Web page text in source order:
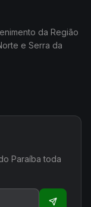
da Região
e Serra da
Paraíba toda